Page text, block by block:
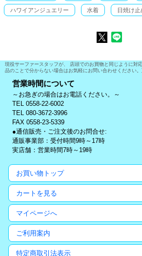
ハワイアンジュエリー 水着 日焼け止
現役サーファースタッフが、 店頭でのお買物と同じように対
品のことで分からない場合はお気軽にお問い合わせください。
営業時間について
～お急ぎの場合はお電話ください。～
TEL 0558-22-6002
TEL 080-3672-3996
FAX 0558-23-5339
●通信販売・ご注文後のお問合せ:
通販事業部：受付時間9時～17時
実店舗：営業時間7時～19時
お買い物トップ
カートを見る
マイページへ
ご利用案内
特定商取引法表示